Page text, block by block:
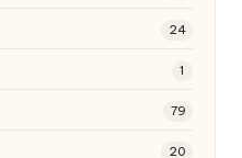
24
1
79
20